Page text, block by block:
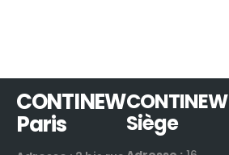
CONTINEW
Paris
CONTINEW
Siège